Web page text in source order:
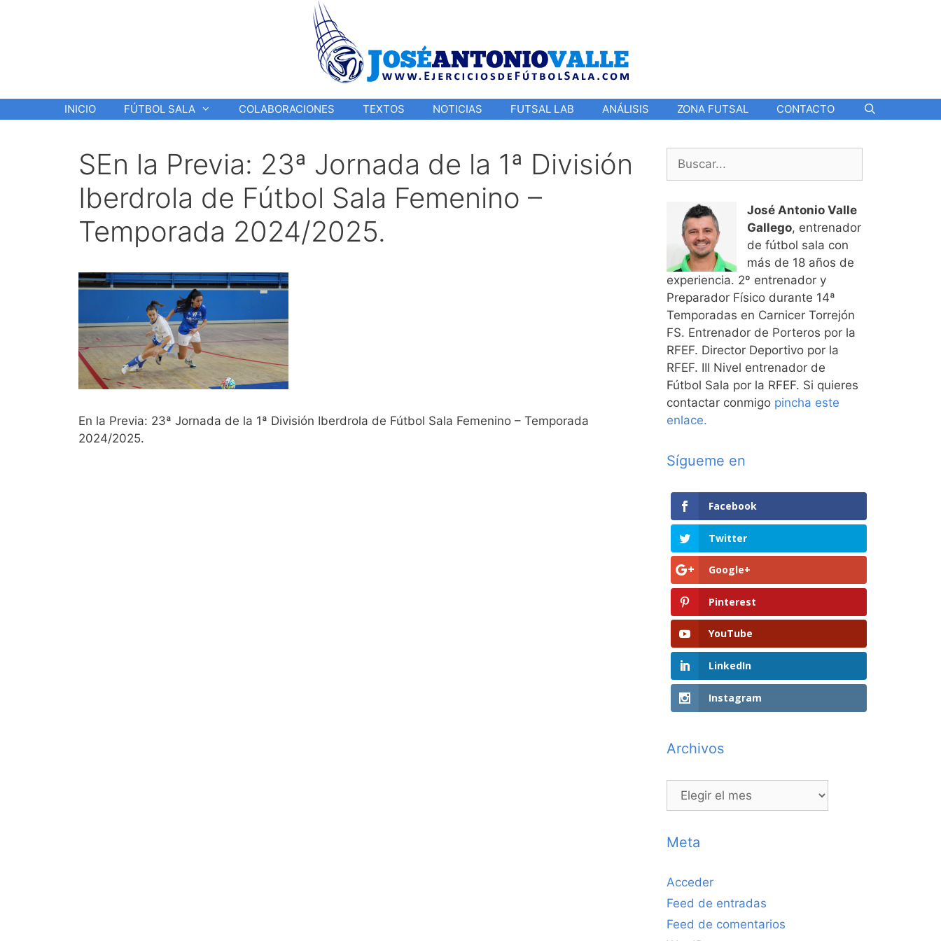
INICIO FÚTBOL SALA COLABORACIONES TEXTOS NOTICIAS FUTSAL LAB ANÁLISIS ZONA FUTSAL CONTACTO
SEn la Previa: 23ª Jornada de la 1ª División
Iberdrola de Fútbol Sala Femenino –
Temporada 2024/2025.
En la Previa: 23ª Jornada de la 1ª División Iberdrola de Fútbol Sala Femenino – Temporada
2024/2025.
Buscar:
José Antonio Valle
Gallego, entrenador
de fútbol sala con
más de 18 años de
experiencia. 2º entrenador y
Preparador Físico durante 14ª
Temporadas en Carnicer Torrejón
FS. Entrenador de Porteros por la
RFEF. Director Deportivo por la
RFEF. III Nivel entrenador de
Fútbol Sala por la RFEF. Si quieres
contactar conmigo pincha este
enlace.
Sígueme en
Facebook
Twitter
Google+
Pinterest
YouTube
LinkedIn
Instagram
Archivos
Archivos
Meta
Acceder
Feed de entradas
Feed de comentarios